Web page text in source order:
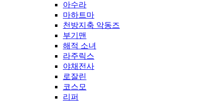
아수라
마하트마
천방지축 악동즈
부기맨
해적 소녀
라주릭스
야채전사
로잘린
코스모
리퍼